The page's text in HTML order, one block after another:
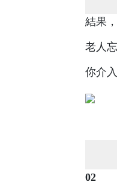
結果
老人
你介
02